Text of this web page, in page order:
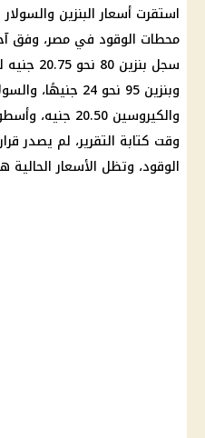
محطات الوقود في مصر، وفق
وقت كتابة التقرير، لم يصدر
الوقود، وتظل الأسعار